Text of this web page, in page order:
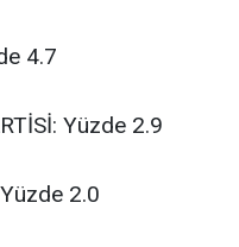
4.7
Yüzde 2.9
2.0